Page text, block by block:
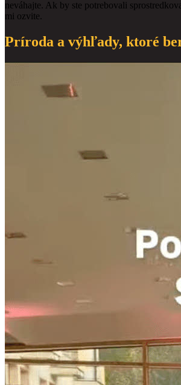
neváhajte. Ak by ste potrebovali
mi ozvite.
Príroda a výhľady, ktoré